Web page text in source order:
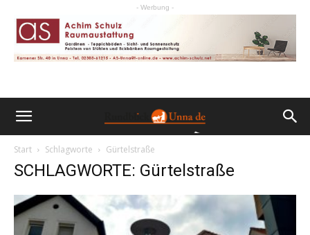
- Werbung -
Start Schlagworte Gürtelstraße
SCHLAGWORTE: Gürtelstraße